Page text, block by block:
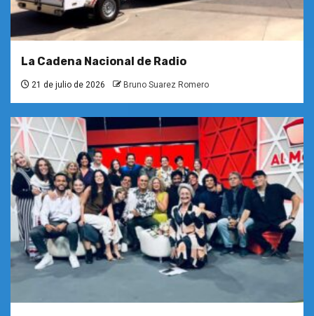
La Cadena Nacional de Radio
21 de julio de 2026 Bruno Suarez Romero